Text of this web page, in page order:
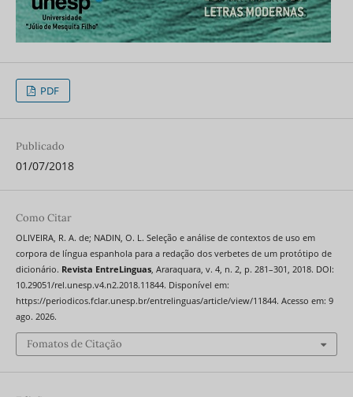
PDF
Publicado
01/07/2018
Como Citar
OLIVEIRA, R. A. de; NADIN, O. L. Seleção e análise de contextos de uso em
corpora de língua espanhola para a redação dos verbetes de um protótipo de
dicionário. Revista EntreLinguas, Araraquara, v. 4, n. 2, p. 281–301, 2018. DOI:
10.29051/rel.unesp.v4.n2.2018.11844. Disponível em:
https://periodicos.fclar.unesp.br/entrelinguas/article/view/11844. Acesso em: 9
ago. 2026.
Fomatos de Citação